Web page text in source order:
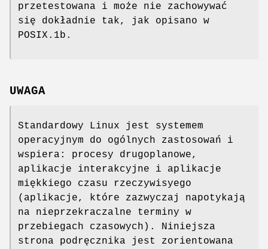
przetestowana i może nie zachowywać
się dokładnie tak, jak opisano w
POSIX.1b.
UWAGA
Standardowy Linux jest systemem
operacyjnym do ogólnych zastosowań i
wspiera: procesy drugoplanowe,
aplikacje interakcyjne i aplikacje
miękkiego czasu rzeczywisyego
(aplikacje, które zazwyczaj napotykają
na nieprzekraczalne terminy w
przebiegach czasowych). Niniejsza
strona podręcznika jest zorientowana